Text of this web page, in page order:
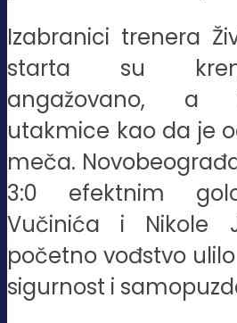
Izabranici trenera
starta su
angažovano, a
utakmice kao da je
meča.
3:0 efektnim
Vučinića i Nikole
početno vođstvo
sigurnost i